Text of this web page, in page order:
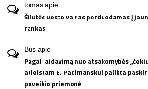
tomas apie
Šilutės uosto vairas perduodamas į
rankas
Bus apie
Pagal laidavimą nuo atsakomybės
atleistam E. Padimanskui palikta
poveikio priemonė